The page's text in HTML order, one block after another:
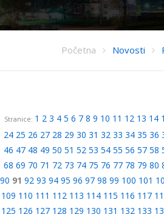
Početna Novosti
Stranice: 1 2 3 4 5 6 7 8 9 10 11 12 13 14
24 25 26 27 28 29 30 31 32 33 34 35 36
46 47 48 49 50 51 52 53 54 55 56 57 58
68 69 70 71 72 73 74 75 76 77 78 79 80
90 91 92 93 94 95 96 97 98 99 100 101
109 110 111 112 113 114 115 116 117
125 126 127 128 129 130 131 132 133